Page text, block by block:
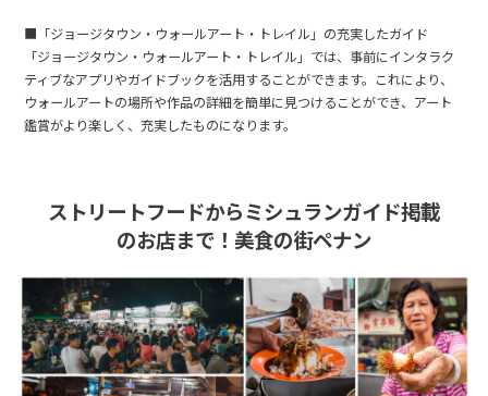
■「ジョージタウン・ウォールアート・トレイル」の充実したガイド
「ジョージタウン・ウォールアート・トレイル」では、事前にインタラク
ティブなアプリやガイドブックを活用することができます。これにより、
ウォールアートの場所や作品の詳細を簡単に見つけることができ、アート
鑑賞がより楽しく、充実したものになります。
ストリートフードからミシュランガイド掲載
のお店まで！美食の街ペナン